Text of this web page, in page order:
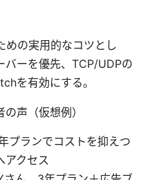
めの実用的なコツとし
バーを優先、TCP/UDPの
を有効にする。
声（仮想例）
プランでコストを抑えつ
アクセス